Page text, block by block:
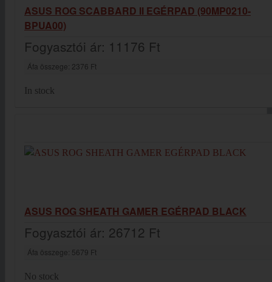
ASUS ROG SCABBARD II EGÉRPAD (90MP0210-
BPUA00)
Fogyasztói ár: 11176 Ft
Áfa összege: 2376 Ft
In stock
ASUS ROG SHEATH GAMER EGÉRPAD BLACK
Fogyasztói ár: 26712 Ft
Áfa összege: 5679 Ft
No stock